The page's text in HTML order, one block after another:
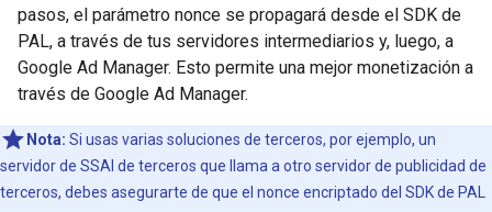
pasos, el parámetro nonce se propagará desde el SDK de
PAL, a través de tus servidores intermediarios y, luego, a
Google Ad Manager. Esto permite una mejor monetización a
través de Google Ad Manager.
Nota: Si usas varias soluciones de terceros, por ejemplo, un
servidor de SSAI de terceros que llama a otro servidor de publicidad de
terceros, debes asegurarte de que el nonce encriptado del SDK de PAL